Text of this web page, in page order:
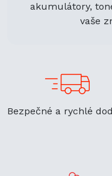
akumulátory,
vaše
Bezpečné a rychlé